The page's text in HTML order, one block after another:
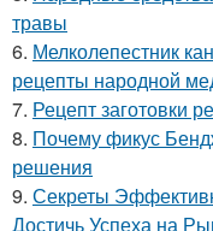
травы
6. Мелколепестник
рецепты народной
7. Рецепт заготовки
8. Почему фикус
решения
9. Секреты
Достичь Успеха на